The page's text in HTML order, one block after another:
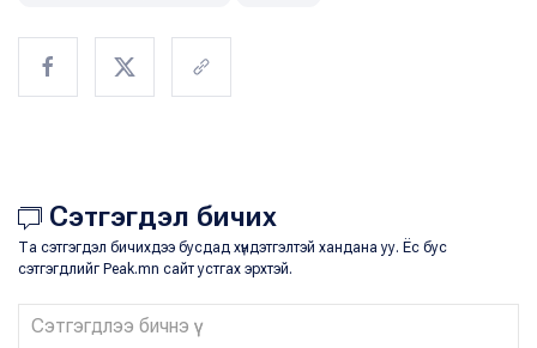
Сэтгэгдэл бичих
Та сэтгэгдэл бичихдээ бусдад хүндэтгэлтэй хандана уу. Ёс бус
сэтгэгдлийг Peak.mn сайт устгах эрхтэй.